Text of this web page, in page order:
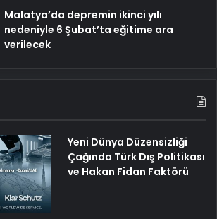
Malatya’da depremin ikinci yılı
nedeniyle 6 Şubat’ta eğitime ara
verilecek
Yeni Dünya Düzensizliği
Çağında Türk Dış Politikası
ve Hakan Fidan Faktörü